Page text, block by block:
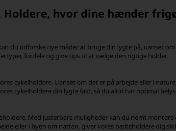
hvor dine hænder
du udforske nye måder at bruge din lygte på, uanset
fordele og give tips til at vælge den rigtige holder.
cykelholdere. Uanset om det er på arbejde eller i
cykelholdere din lygte fast, så du altid har optimal
Med justerbare muligheder kan du nemt
eller i byen om natten, giver vores bælteholdere dig